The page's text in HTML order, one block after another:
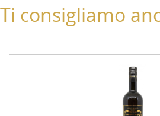
Ti consigliamo